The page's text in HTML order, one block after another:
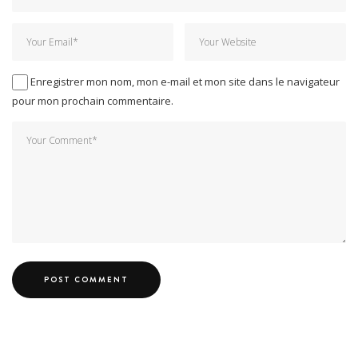
Enregistrer mon nom, mon e-mail et mon site dans le navigateur
pour mon prochain commentaire.